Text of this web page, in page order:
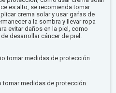
es alto, se recomienda tomar
crema solar y usar gafas de
a la sombra y llevar ropa
evitar daños en la piel, como
desarrollar cáncer de piel.
tomar medidas de protección.
tomar medidas de protección.